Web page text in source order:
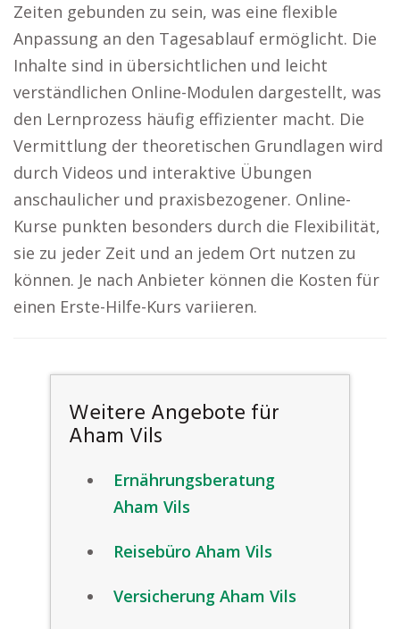
Zeiten gebunden zu sein, was eine flexible
Anpassung an den Tagesablauf ermöglicht. Die
Inhalte sind in übersichtlichen und leicht
verständlichen Online-Modulen dargestellt, was
den Lernprozess häufig effizienter macht. Die
Vermittlung der theoretischen Grundlagen wird
durch Videos und interaktive Übungen
anschaulicher und praxisbezogener. Online-
Kurse punkten besonders durch die Flexibilität,
sie zu jeder Zeit und an jedem Ort nutzen zu
können. Je nach Anbieter können die Kosten für
einen Erste-Hilfe-Kurs variieren.
Weitere Angebote für
Aham Vils
Ernährungsberatung
Aham Vils
Reisebüro Aham Vils
Versicherung Aham Vils